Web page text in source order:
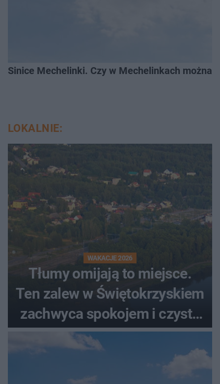
Sinice Mechelinki. Czy w Mechelinkach można
LOKALNIE:
WAKACJE 2026
Tłumy omijają to miejsce.
Ten zalew w Świętokrzyskiem
zachwyca spokojem i czystą
wodą